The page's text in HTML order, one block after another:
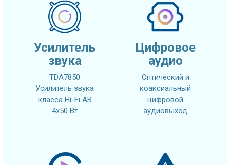
Усилитель
звука
TDA7850
Усилитель звука
класса Hi-Fi AB
4x50 Вт
Цифровое
аудио
Оптический и
коаксиальный
цифровой
аудиовыход